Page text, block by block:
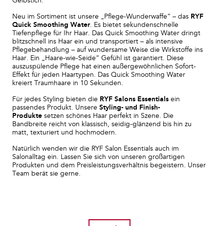
Neu im Sortiment ist unsere „Pflege-Wunderwaffe“ – das RYF
Quick Smoothing Water. Es bietet sekundenschnelle
Tiefenpflege für Ihr Haar. Das Quick Smoothing Water dringt
blitzschnell ins Haar ein und transportiert – als intensive
Pflegebehandlung – auf wundersame Weise die Wirkstoffe ins
Haar. Ein „Haare-wie-Seide“ Gefühl ist garantiert. Diese
auszuspülende Pflege hat einen außergewöhnlichen Sofort-
Effekt für jeden Haartypen. Das Quick Smoothing Water
kreiert Traumhaare in 10 Sekunden.
Für jedes Styling bieten die RYF Salons Essentials ein
passendes Produkt. Unsere Styling- und Finish-
Produkte setzen schönes Haar perfekt in Szene. Die
Bandbreite reicht von klassisch, seidig-glänzend bis hin zu
matt, texturiert und hochmodern.
Natürlich wenden wir die RYF Salon Essentials auch im
Salonalltag ein. Lassen Sie sich von unseren großartigen
Produkten und dem Preisleistungsverhältnis begeistern. Unser
Team berät sie gerne.